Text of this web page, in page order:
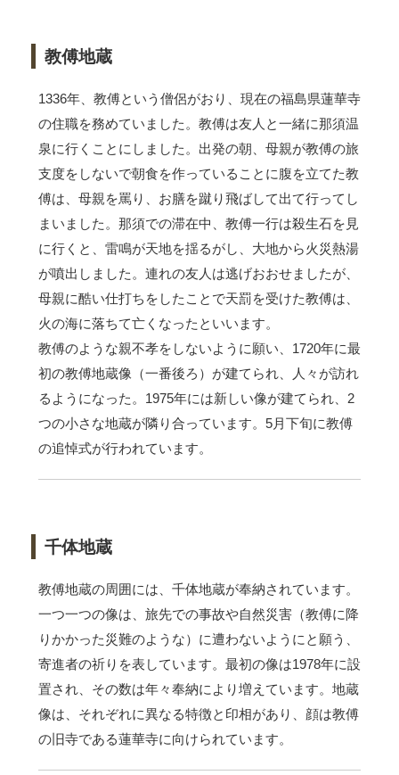
教傅地蔵
1336年、教傅という僧侶がおり、現在の福島県蓮華寺
の住職を務めていました。教傅は友人と一緒に那須温
泉に行くことにしました。出発の朝、母親が教傅の旅
支度をしないで朝食を作っていることに腹を立てた教
傅は、母親を罵り、お膳を蹴り飛ばして出て行ってし
まいました。那須での滞在中、教傅一行は殺生石を見
に行くと、雷鳴が天地を揺るがし、大地から火災熱湯
が噴出しました。連れの友人は逃げおおせましたが、
母親に酷い仕打ちをしたことで天罰を受けた教傅は、
火の海に落ちて亡くなったといいます。
教傅のような親不孝をしないように願い、1720年に最
初の教傅地蔵像（一番後ろ）が建てられ、人々が訪れ
るようになった。1975年には新しい像が建てられ、2
つの小さな地蔵が隣り合っています。5月下旬に教傅
の追悼式が行われています。
千体地蔵
教傅地蔵の周囲には、千体地蔵が奉納されています。
一つ一つの像は、旅先での事故や自然災害（教傅に降
りかかった災難のような）に遭わないようにと願う、
寄進者の祈りを表しています。最初の像は1978年に設
置され、その数は年々奉納により増えています。地蔵
像は、それぞれに異なる特徴と印相があり、顔は教傅
の旧寺である蓮華寺に向けられています。